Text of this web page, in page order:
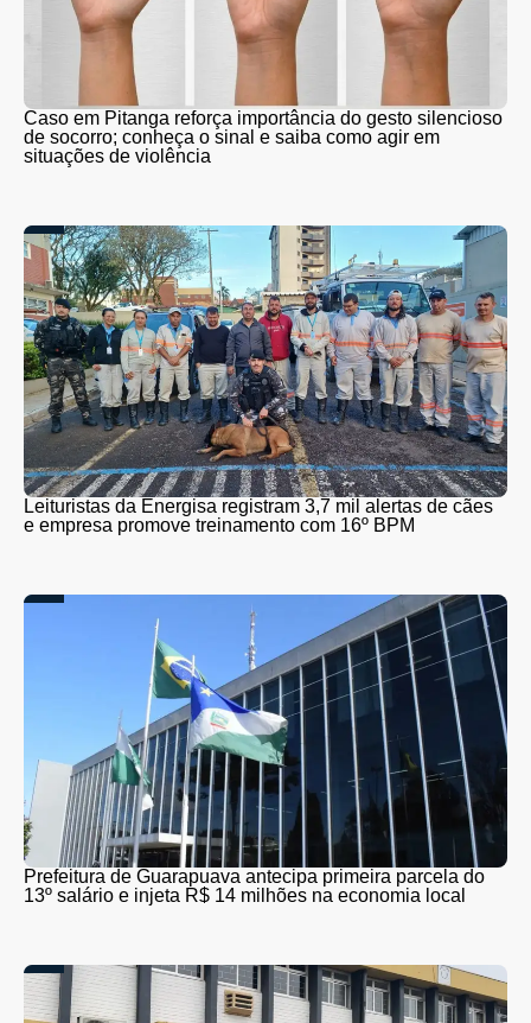
Caso em Pitanga reforça importância do gesto silencioso
de socorro; conheça o sinal e saiba como agir em
situações de violência
Leituristas da Energisa registram 3,7 mil alertas de cães
e empresa promove treinamento com 16º BPM
Prefeitura de Guarapuava antecipa primeira parcela do
13º salário e injeta R$ 14 milhões na economia local